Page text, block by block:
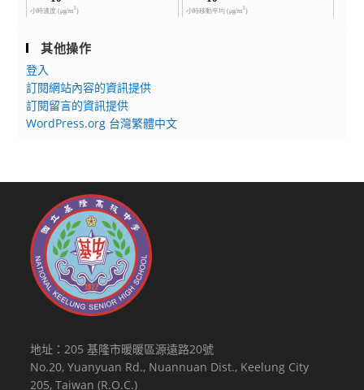
其他操作
登入
訂閱網站內容的資訊提供
訂閱留言的資訊提供
WordPress.org 台灣繁體中文
地址：205 基隆市暖暖區源遠路20號
No.20, Yuanyuan Rd., Nuannuan Dist., Keelung City
205, Taiwan (R.O.C.)